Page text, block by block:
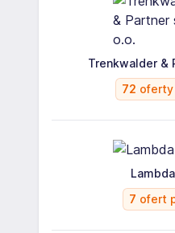
Trenkwalder &
72
7 ofert